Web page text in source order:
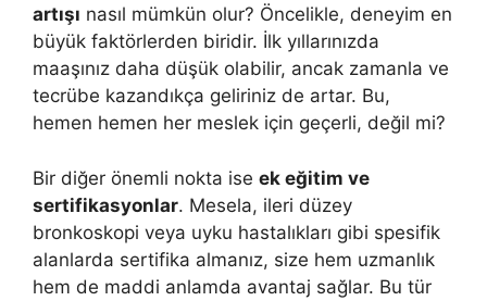
artışı nasıl mümkün olur? Öncelikle, deneyim en
büyük faktörlerden biridir. İlk yıllarınızda
maaşınız daha düşük olabilir, ancak zamanla ve
tecrübe kazandıkça geliriniz de artar. Bu,
hemen hemen her meslek için geçerli, değil mi?
Bir diğer önemli nokta ise ek eğitim ve
sertifikasyonlar. Mesela, ileri düzey
bronkoskopi veya uyku hastalıkları gibi spesifik
alanlarda sertifika almanız, size hem uzmanlık
hem de maddi anlamda avantaj sağlar. Bu tür